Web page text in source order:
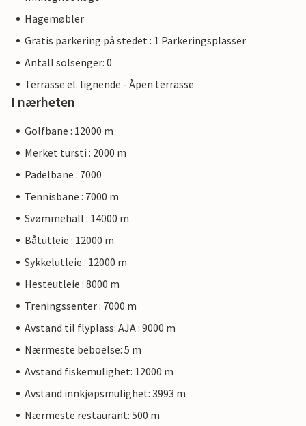
Hagemøbler
Gratis parkering på stedet : 1 Parkeringsplasser
Antall solsenger: 0
Terrasse el. lignende - Åpen terrasse
I nærheten
Golfbane : 12000 m
Merket tursti : 2000 m
Padelbane : 7000
Tennisbane : 7000 m
Svømmehall : 14000 m
Båtutleie : 12000 m
Sykkelutleie : 12000 m
Hesteutleie : 8000 m
Treningssenter : 7000 m
Avstand til flyplass: AJA : 9000 m
Nærmeste beboelse: 5 m
Avstand fiskemulighet: 12000 m
Avstand innkjøpsmulighet: 3993 m
Nærmeste restaurant: 500 m